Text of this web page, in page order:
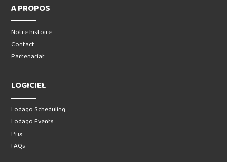
A PROPOS
Notre histoire
Contact
Partenariat
LOGICIEL
Lodago Scheduling
Lodago Events
Prix
FAQs